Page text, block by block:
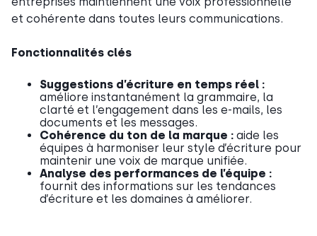
et cohérente dans toutes leurs communications.
Fonctionnalités clés
Suggestions d’écriture en temps réel :
améliore instantanément la grammaire, la
clarté et l’engagement dans les e-mails, les
documents et les messages.
Cohérence du ton de la marque : aide les
équipes à harmoniser leur style d’écriture pour
maintenir une voix de marque unifiée.
Analyse des performances de l’équipe :
fournit des informations sur les tendances
d’écriture et les domaines à améliorer.